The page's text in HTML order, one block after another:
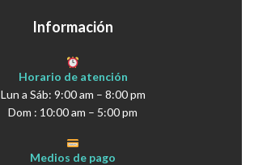
Información
Horario de atención
Lun a Sáb: 9:00 am – 8:00 pm
Dom : 10:00 am – 5:00 pm
Medios de pago